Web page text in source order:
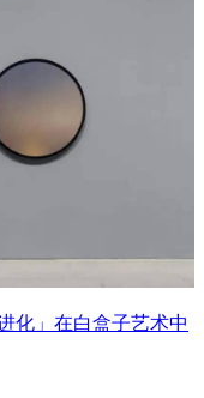
化」在白盒子艺术中